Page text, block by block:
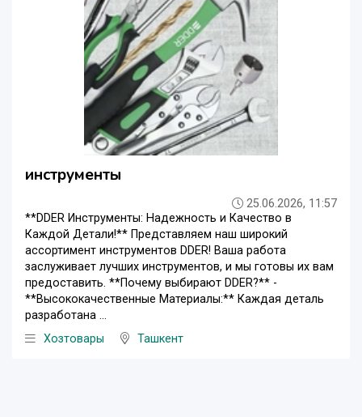
инструменты
25.06.2026, 11:57
**DDER Инструменты: Надежность и Качество в
Каждой Детали!** Представляем наш широкий
ассортимент инструментов DDER! Ваша работа
заслуживает лучших инструментов, и мы готовы их вам
предоставить. **Почему выбирают DDER?** -
**Высококачественные Материалы:** Каждая деталь
разработана ...
Хозтовары
Ташкент